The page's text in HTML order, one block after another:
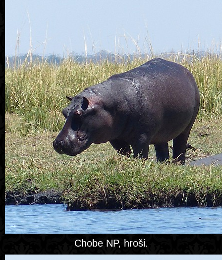
Chobe NP, hroši.